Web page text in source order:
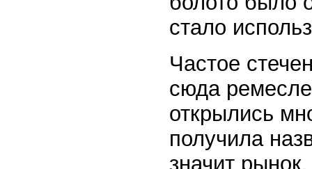
стало
Частое
сюда
открылись
получила
значит рынок.